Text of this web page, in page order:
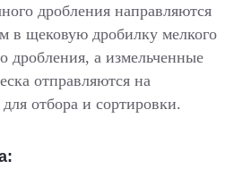
дробления направляются
в щековую дробилку мелкого
дробления, а измельченные
отправляются на
отбора и сортировки.